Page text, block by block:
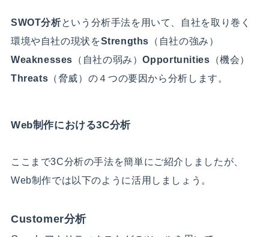
SWOT分析という分析手法を用いて、自社を取り巻く
環境や自社の現状をStrengths （自社の強み）
Weaknesses （自社の弱み）Opportunities （機会）
Threats （脅威）の４つの要因から分析します。
Web制作における3C分析
ここまで3C分析の手法を簡単にご紹介しましたが、
Web制作では以下のように活用しましょう。
Customer分析